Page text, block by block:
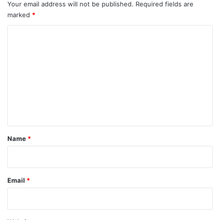
Your email address will not be published. Required fields are
marked *
*
Name *
Email *